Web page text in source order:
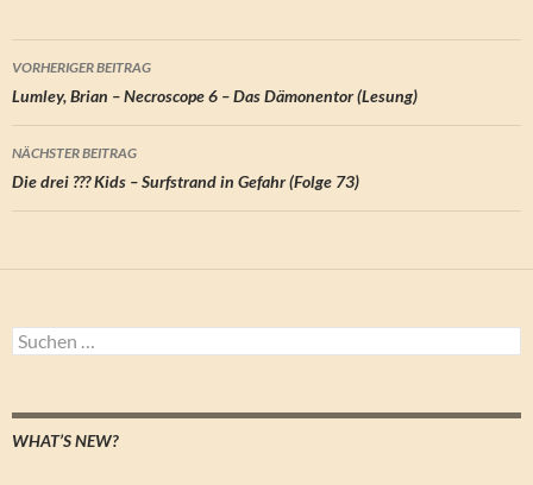
Beitragsnavigation
VORHERIGER BEITRAG
Lumley, Brian – Necroscope 6 – Das Dämonentor (Lesung)
NÄCHSTER BEITRAG
Die drei ??? Kids – Surfstrand in Gefahr (Folge 73)
Suchen
nach:
WHAT’S NEW?